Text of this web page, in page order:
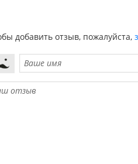
добавить отзыв, пожалуйста,